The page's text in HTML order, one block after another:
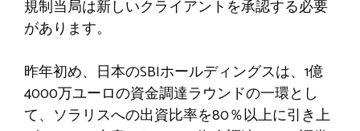
規制当局は新しいクライアントを承認する必要
があります。
昨年初め、日本のSBIホールディングスは、1億
4000万ユーロの資金調達ラウンドの一環とし
て、ソラリスへの出資比率を80％以上に引き上